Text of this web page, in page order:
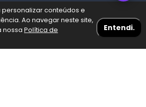
nossos atendentes em diversos canais de
conteúdos e
Ao navegar neste site,
nossa Política de
Entendi.